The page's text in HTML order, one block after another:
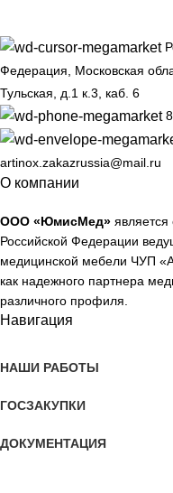
Федерация, Московская
Тульская, д.1 к.3, каб. 6
artinox.zakazrussia@mail.ru
О компании
ООО «ЮмисМед»
Российской Федерации
медицинской мебели ЧУП
как надежного партнера
различного профиля.
Навигация
НАШИ РАБОТЫ
ГОСЗАКУПКИ
ДОКУМЕНТАЦИЯ